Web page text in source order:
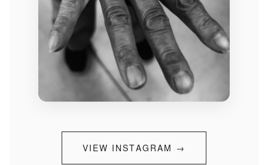
VIEW INSTAGRAM →